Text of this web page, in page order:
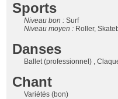
Sports
Niveau bon :Surf
Niveau moyen : Roller,
Danses
Ballet (professionnel) ,
Chant
Variétés (bon)